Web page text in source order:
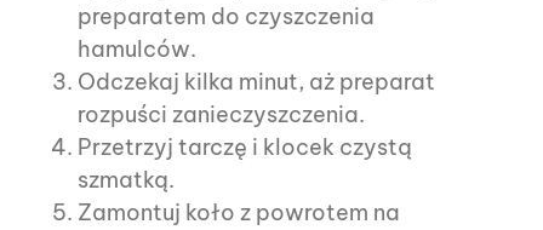
preparatem do czyszczenia
hamulców.
Odczekaj kilka minut, aż preparat
rozpuści zanieczyszczenia.
Przetrzyj tarczę i klocek czystą
szmatką.
Zamontuj koło z powrotem na